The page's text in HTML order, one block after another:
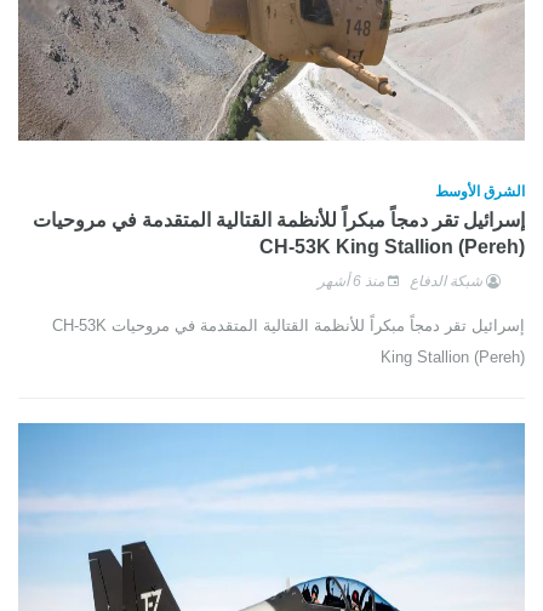
الشرق الأوسط
إسرائيل تقر دمجاً مبكراً للأنظمة القتالية المتقدمة في مروحيات
CH-53K King Stallion (Pereh)
شبكة الدفاع منذ 6 أشهر
إسرائيل تقر دمجاً مبكراً للأنظمة القتالية المتقدمة في مروحيات CH-53K
King Stallion (Pereh)